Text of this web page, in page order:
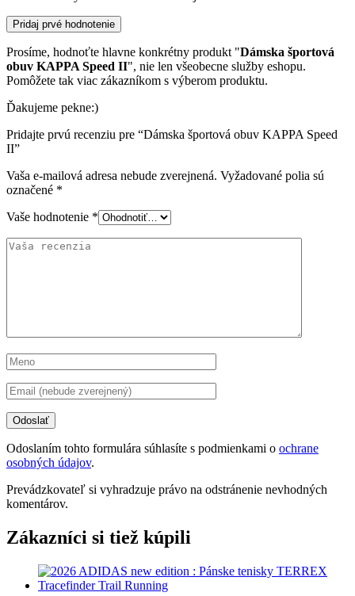
Pridaj prvé hodnotenie
Prosíme, hodnoťte hlavne konkrétny produkt "Dámska športová
obuv KAPPA Speed II", nie len všeobecne služby eshopu.
Pomôžete tak viac zákazníkom s výberom produktu.
Ďakujeme pekne:)
Pridajte prvú recenziu pre “Dámska športová obuv KAPPA Speed
II”
Vaša e-mailová adresa nebude zverejnená. Vyžadované polia sú
označené *
Vaše hodnotenie *
Odoslaním tohto formulára súhlasíte s podmienkami o ochrane
osobných údajov.
Prevádzkovateľ si vyhradzuje právo na odstránenie nevhodných
komentárov.
Zákazníci si tiež kúpili